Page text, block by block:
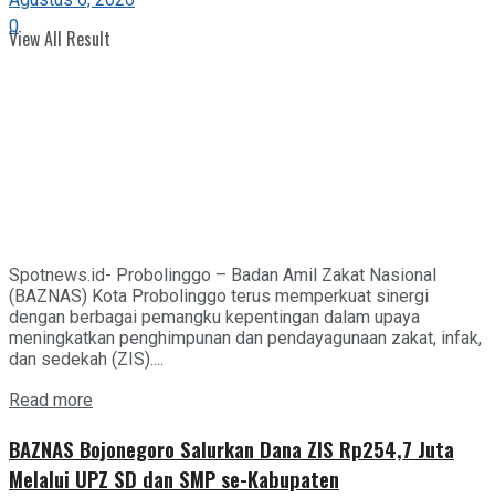
View All Result
0
Spotnews.id- Probolinggo – Badan Amil Zakat Nasional
(BAZNAS) Kota Probolinggo terus memperkuat sinergi
dengan berbagai pemangku kepentingan dalam upaya
meningkatkan penghimpunan dan pendayagunaan zakat, infak,
dan sedekah (ZIS)....
Read more
BAZNAS Bojonegoro Salurkan Dana ZIS Rp254,7 Juta
Melalui UPZ SD dan SMP se-Kabupaten